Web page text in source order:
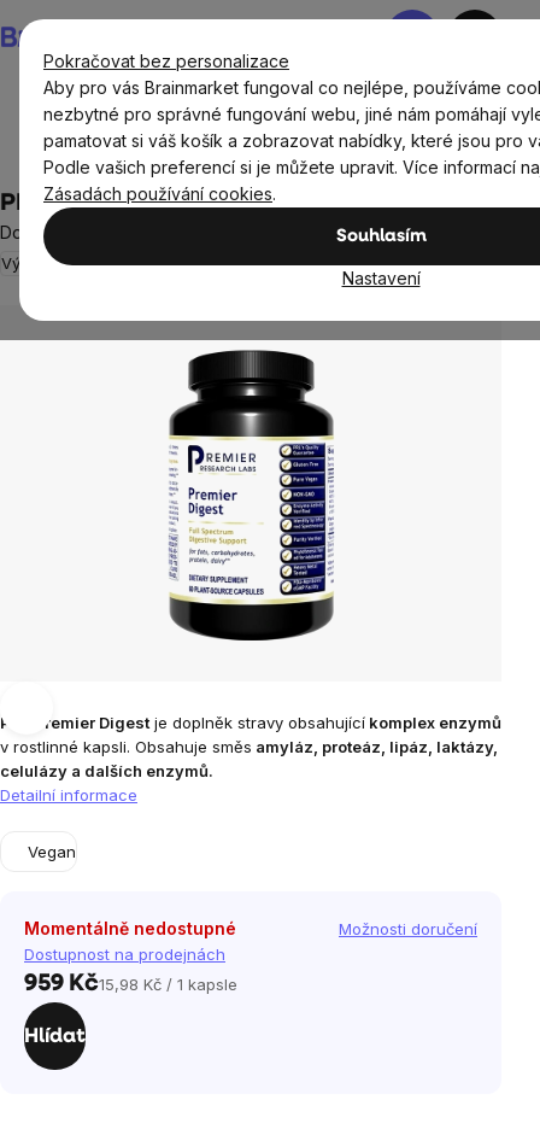
Pokračovat bez personalizace
Aby pro vás Brainmarket fungoval co nejlépe, používáme
nezbytné pro správné fungování webu, jiné nám pomáhají
pamatovat si váš košík a zobrazovat nabídky, které jsou pro
Podle vašich preferencí si je můžete upravit. Více informací
Zásadách používání cookies.
Souhlasím
Nastavení
na
obsah
Nákupní
Cíle Trávení
PRL Premier Digest, 60 rostlinných kapslí
Doplněk stravy
Výprodej
produktu
je
Neohodnoceno
PRL Premier Digest je doplněk stravy obsahující komplex enzymů
v rostlinné kapsli. Obsahuje směs amyláz, proteáz, lipáz, laktázy,
celulázy a dalších enzymů.
Detailní informace
Vegan
Momentálně nedostupné
Dostupnost na prodejnách
Možnosti doručení
959 KčMěrná
15,98 Kč / 1 kapsle
Hlídat